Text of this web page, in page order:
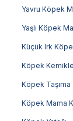
Yavru Köpek
Yaşlı Köpek
Küçük Irk
Köpek
Köpek Taşıma
Köpek Mama